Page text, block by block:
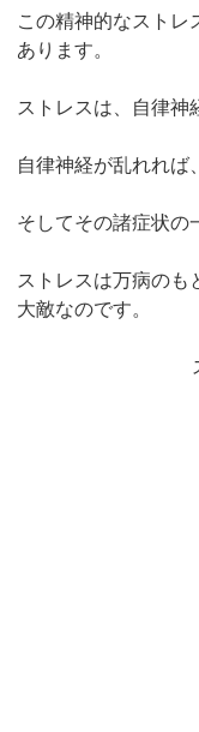
この精神的なストレ
あります。
ストレスは、自律神
自律神経が乱れれば
そしてその諸症状の
ストレスは万病のも
大敵なのです。